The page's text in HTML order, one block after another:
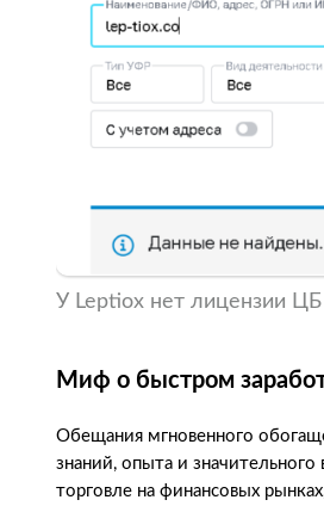
У Leptiox нет лицензии
Миф о быстром
Обещания мгновенного
знаний, опыта и
торговле на финансовых